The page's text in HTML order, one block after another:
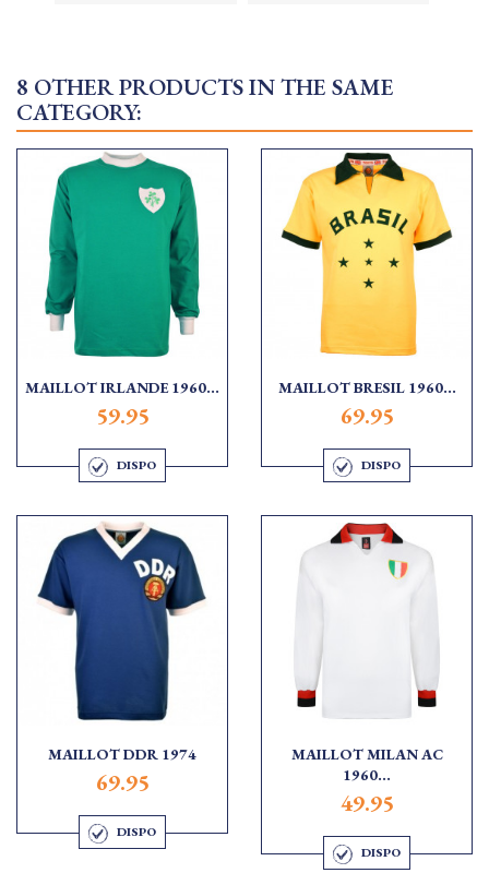
8 OTHER PRODUCTS IN THE SAME
CATEGORY:
MAILLOT IRLANDE 1960...
59.95
DISPO
MAILLOT BRESIL 1960...
69.95
DISPO
MAILLOT DDR 1974
69.95
DISPO
MAILLOT MILAN AC
1960...
49.95
DISPO